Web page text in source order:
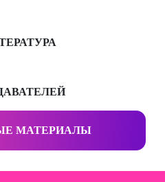
МАТЕРИАЛЫ